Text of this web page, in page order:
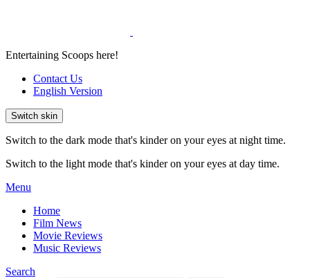
Entertaining Scoops here!
Contact Us
English Version
Switch skin
Switch to the dark mode that's kinder on your eyes at night time.
Switch to the light mode that's kinder on your eyes at day time.
Menu
Home
Film News
Movie Reviews
Music Reviews
Search